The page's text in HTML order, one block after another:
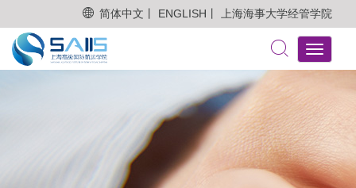
简体中文丨 ENGLISH丨 上海海事大学经管学院
Toggle